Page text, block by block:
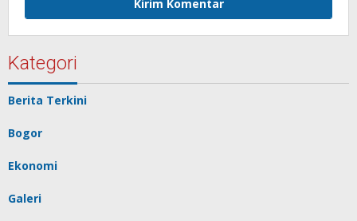
Kategori
Berita Terkini
Bogor
Ekonomi
Galeri